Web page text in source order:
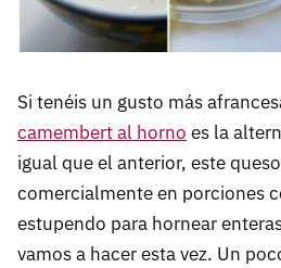
Si tenéis un gusto más
camembert al horno es la
igual que el anterior, este
comercialmente en porciones
estupendo para hornear
vamos a hacer esta vez. Un